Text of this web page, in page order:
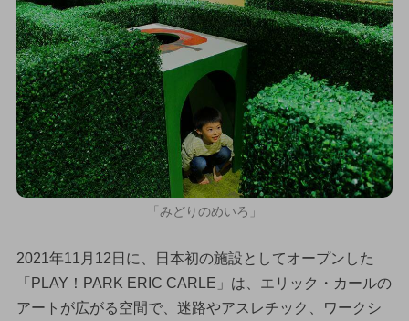
「みどりのめいろ」
2021年11月12日に、日本初の施設としてオープンした
「PLAY！PARK ERIC CARLE」は、エリック・カールの
アートが広がる空間で、迷路やアスレチック、ワークシ